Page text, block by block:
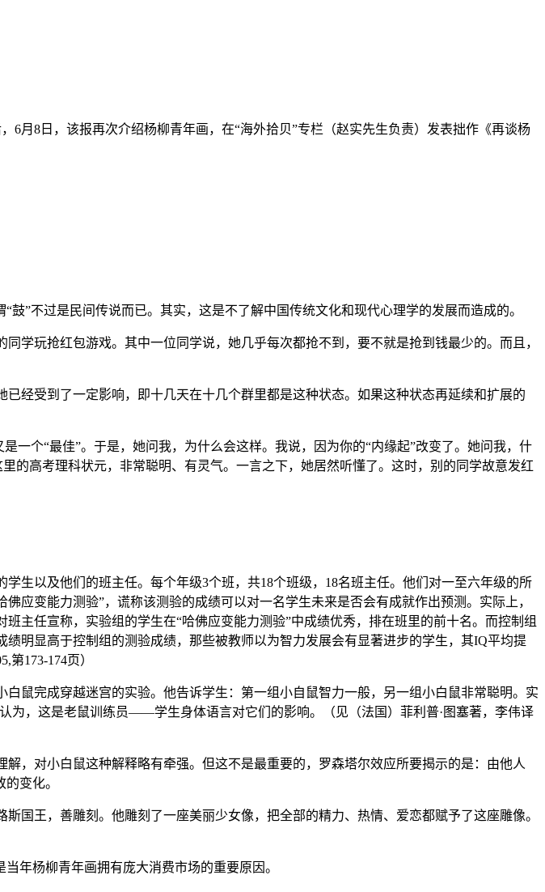
月8日，该报再次介绍杨柳青年画，在“海外拾贝”专栏（赵实先生负责）发表拙作《再谈杨
”不过是民间传说而已。其实，这是不了解中国传统文化和现代心理学的发展而造成的。
学玩抢红包游戏。其中一位同学说，她几乎每次都抢不到，要不就是抢到钱最少的。而且，
经受到了一定影响，即十几天在十几个群里都是这种状态。如果这种状态再延续和扩展的
一个“最佳”。于是，她问我，为什么会这样。我说，因为你的“内缘起”改变了。她问我，什
的高考理科状元，非常聪明、有灵气。一言之下，她居然听懂了。这时，别的同学故意发红
生以及他们的班主任。每个年级3个班，共18个班级，18名班主任。他们对一至六年级的所
应变能力测验”，谎称该测验的成绩可以对一名学生未来是否会有成就作出预测。实际上，
主任宣称，实验组的学生在“哈佛应变能力测验”中成绩优秀，排在班里的前十名。而控制组
明显高于控制组的测验成绩，那些被教师以为智力发展会有显著进步的学生，其IQ平均提
173-174页）
鼠完成穿越迷宫的实验。他告诉学生：第一组小自鼠智力一般，另一组小白鼠非常聪明。实
为，这是老鼠训练员——学生身体语言对它们的影响。（见（法国）菲利普·图塞著，李伟译
，对小白鼠这种解释略有牵强。但这不是最重要的，罗森塔尔效应所要揭示的是：由他人
变化。
国王，善雕刻。他雕刻了一座美丽少女像，把全部的精力、热情、爱恋都赋予了这座雕像。
年杨柳青年画拥有庞大消费市场的重要原因。